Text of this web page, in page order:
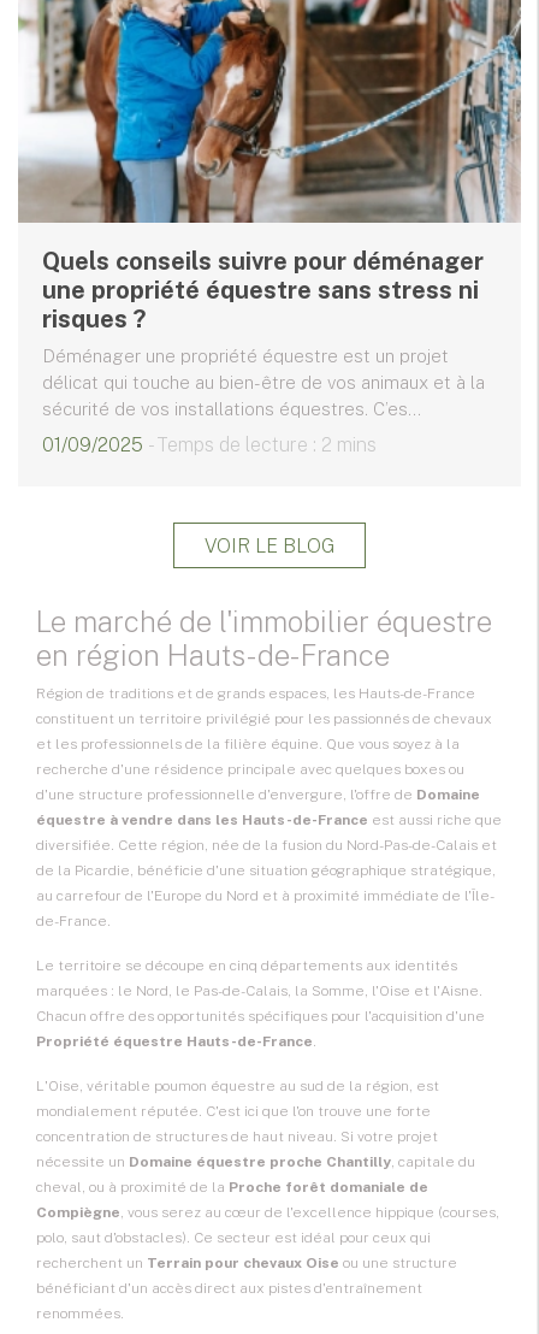
Quels conseils suivre pour déménager
une propriété équestre sans stress ni
risques ?
Déménager une propriété équestre est un projet
délicat qui touche au bien-être de vos animaux et à la
sécurité de vos installations équestres. C’es...
01/09/2025 - Temps de lecture : 2 mins
VOIR LE BLOG
Le marché de l'immobilier équestre
en région Hauts-de-France
Région de traditions et de grands espaces, les Hauts-de-France
constituent un territoire privilégié pour les passionnés de chevaux
et les professionnels de la filière équine. Que vous soyez à la
recherche d'une résidence principale avec quelques boxes ou
d'une structure professionnelle d'envergure, l'offre de Domaine
équestre à vendre dans les Hauts-de-France est aussi riche que
diversifiée. Cette région, née de la fusion du Nord-Pas-de-Calais et
de la Picardie, bénéficie d'une situation géographique stratégique,
au carrefour de l'Europe du Nord et à proximité immédiate de l'Île-
de-France.
Le territoire se découpe en cinq départements aux identités
marquées : le Nord, le Pas-de-Calais, la Somme, l'Oise et l'Aisne.
Chacun offre des opportunités spécifiques pour l'acquisition d'une
Propriété équestre Hauts-de-France.
L'Oise, véritable poumon équestre au sud de la région, est
mondialement réputée. C'est ici que l'on trouve une forte
concentration de structures de haut niveau. Si votre projet
nécessite un Domaine équestre proche Chantilly, capitale du
cheval, ou à proximité de la Proche forêt domaniale de
Compiègne, vous serez au cœur de l'excellence hippique (courses,
polo, saut d'obstacles). Ce secteur est idéal pour ceux qui
recherchent un Terrain pour chevaux Oise ou une structure
bénéficiant d'un accès direct aux pistes d'entraînement
renommées.